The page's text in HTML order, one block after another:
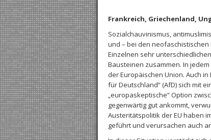
Frankreich, Griechenland,
Sozialchauvinismus,
und – bei den neofaschistischen
Einzelnen sehr
Bausteinen zusammen. In
der Europäischen Union. Auch
für Deutschland“ (AfD) sich mit
„europaskeptische“ Option
gegenwärtig gut ankommt,
Austeritätspolitik der EU haben
geführt und verursachen auch